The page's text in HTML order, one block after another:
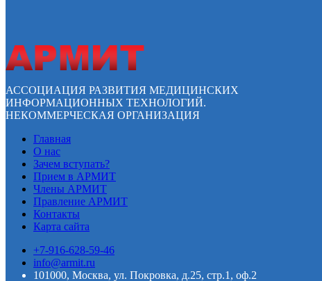
АССОЦИАЦИЯ РАЗВИТИЯ МЕДИЦИНСКИХ
ИНФОРМАЦИОННЫХ ТЕХНОЛОГИЙ.
НЕКОММЕРЧЕСКАЯ ОРГАНИЗАЦИЯ
Главная
О нас
Зачем вступать?
Прием в АРМИТ
Члены АРМИТ
Правление АРМИТ
Контакты
Карта сайта
+7-916-628-59-46
info@armit.ru
101000, Москва, ул. Покровка, д.25, стр.1, оф.2